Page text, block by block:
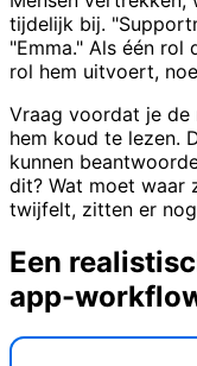
tijdelijk bij.
"Emma." Als één rol
rol hem uitvoert,
Vraag voordat je de
hem koud te lezen.
kunnen
dit? Wat moet waar
twijfelt, zitten er
Een
app-